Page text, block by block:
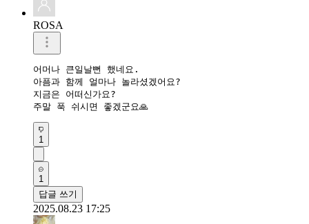
ROSA
어머나 큰일날뻔 했네요.
아픔과 함께 얼마나 놀라셨겠어요?
지금은 어떠신가요?
주말 푹 쉬시면 좋겠군요🙏
1
1
답글 쓰기
2025.08.23 17:25